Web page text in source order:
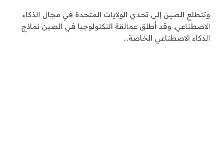
وتتطلع الصين إلى تحدي الولايات المتحدة في مجال الذكاء
الاصطناعي. وقد أطلق عمالقة التكنولوجيا في الصين نماذج
الذكاء الاصطناعي الخاصة…